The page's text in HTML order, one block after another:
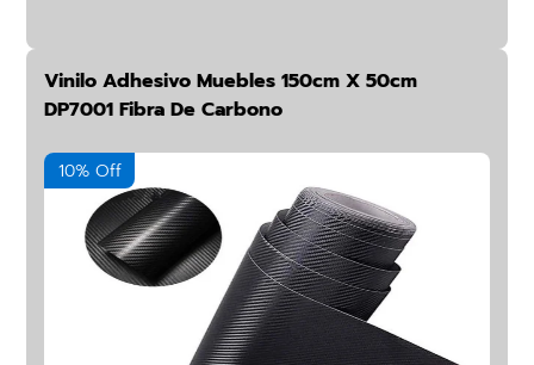
Vinilo Adhesivo Muebles 150cm X 50cm
DP7001 Fibra De Carbono
10% Off